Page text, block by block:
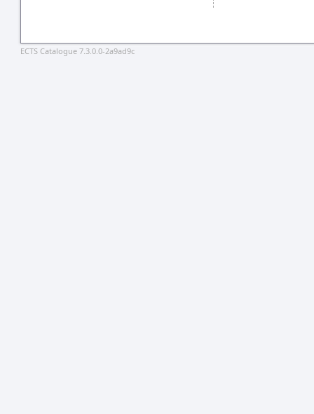
ECTS Catalogue 7.3.0.0-2a9ad9c